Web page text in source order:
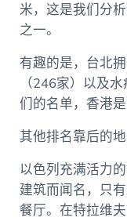
米，这是我们分
之一。
有趣的是，台北
（246家）以及
们的名单，香港
其他排名靠后的
以色列充满活力
建筑而闻名，只
餐厅。在特拉维